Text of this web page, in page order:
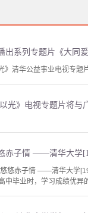
出系列专题片《大同
》清华公益事业电视专
光》电视专题片将与
赤子情 ——清华大学
悠赤子情 ——清华大学
中毕业时，学习成绩优异